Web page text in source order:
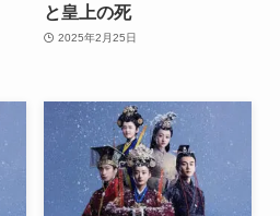
と皇上の死
2025年2月25日